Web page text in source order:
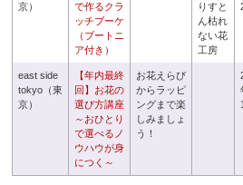
京）
で作るクラ
ッチブーケ
（ブートニ
ア付き）
りすと
ん枯れ
ない花
工房
east side
tokyo（東
京）
【年内最終
回】お花の
選び方講座
～おひとり
で選べるノ
ウハウが身
につく～
お花えらび
からラッピ
ングまで楽
しみましょ
う！